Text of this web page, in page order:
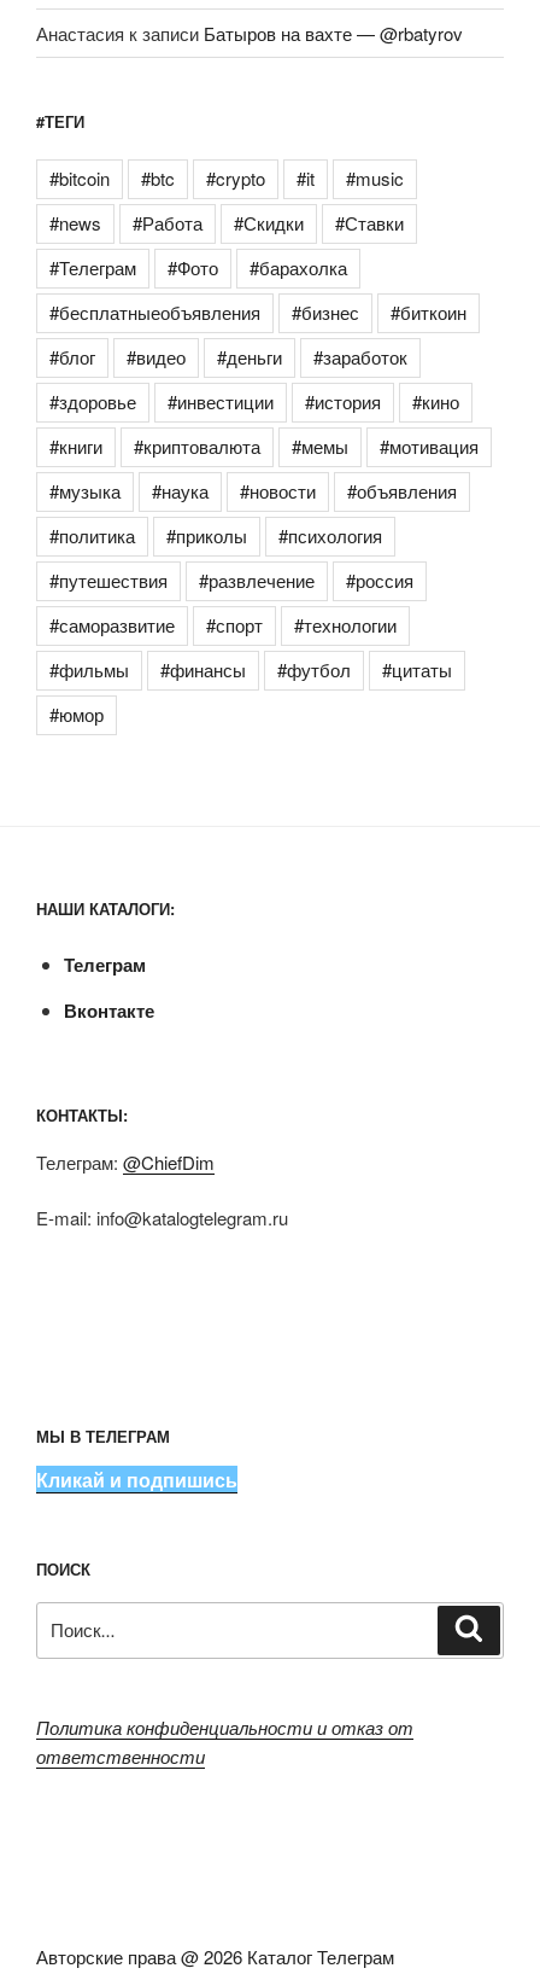
Анастасия к записи Батыров на вахте — @rbatyrov
#ТЕГИ
#bitcoin #btc #crypto #it
#music
#news
#Работа #Скидки
#Ставки
#Телеграм
#Фото
#барахолка
#бесплатныеобъявления
#бизнес
#биткоин
#блог
#видео #деньги
#заработок
#здоровье
#инвестиции #история
#кино
#книги
#криптовалюта #мемы
#мотивация
#музыка
#наука #новости
#объявления
#политика
#приколы
#психология
#путешествия
#развлечение
#россия
#саморазвитие
#спорт
#технологии
#фильмы
#финансы #футбол
#цитаты
#юмор
НАШИ КАТАЛОГИ:
Телеграм
Вконтакте
КОНТАКТЫ:
Телеграм: @ChiefDim
E-mail: info@katalogtelegram.ru
МЫ В ТЕЛЕГРАМ
Кликай и подпишись
ПОИСК
Политика конфиденциальности и отказ от
ответственности
Авторские права @ 2026 Каталог Телеграм